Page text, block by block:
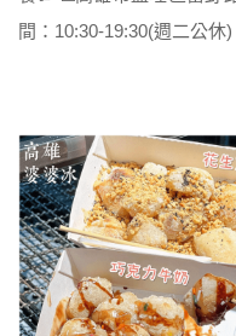
間：10:30-19:30(週二公休